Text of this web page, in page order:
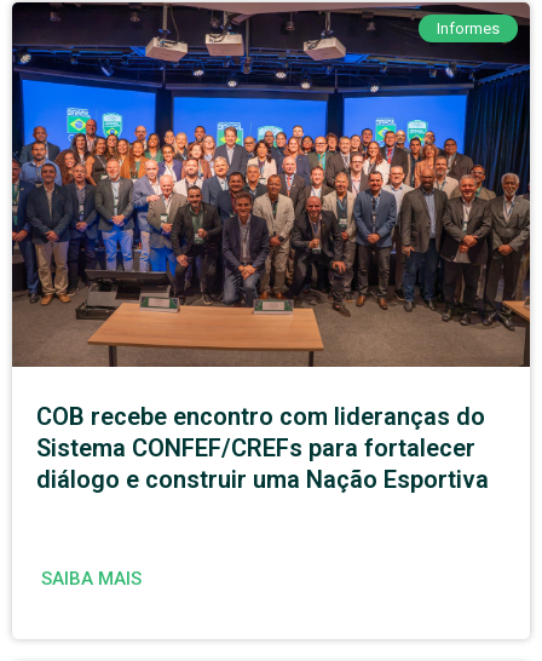
Informes
COB recebe encontro com lideranças do
Sistema CONFEF/CREFs para fortalecer
diálogo e construir uma Nação Esportiva
SAIBA MAIS